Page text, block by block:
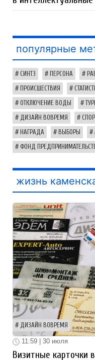
популярные
СИНТЗ ПЕРСОНА
ПРОИСШЕСТВИЯ
ОТКЛЮЧЕНИЕ ВОДЫ
ДИЗАЙН ВОВРЕМЯ
НАГРАДА ВЫБОРЫ
ФОНД
жизнь
ДИЗАЙН ВОВРЕМЯ
11:59 | 30 июля
Визитные карточки